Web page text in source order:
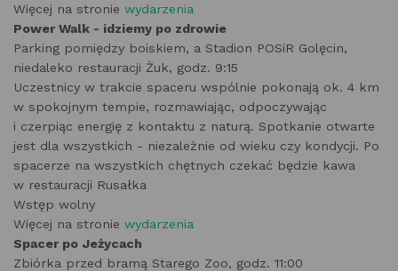
Więcej na stronie wydarzenia
Power Walk - idziemy po zdrowie
Parking pomiędzy boiskiem, a Stadion POSiR Golęcin,
niedaleko restauracji Żuk, godz. 9:15
Uczestnicy w trakcie spaceru wspólnie pokonają ok. 4 km
w spokojnym tempie, rozmawiając, odpoczywając
i czerpiąc energię z kontaktu z naturą. Spotkanie otwarte
jest dla wszystkich - niezależnie od wieku czy kondycji. Po
spacerze na wszystkich chętnych czekać będzie kawa
w restauracji Rusałka
Wstęp wolny
Więcej na stronie wydarzenia
Spacer po Jeżycach
Zbiórka przed bramą Starego Zoo, godz. 11:00